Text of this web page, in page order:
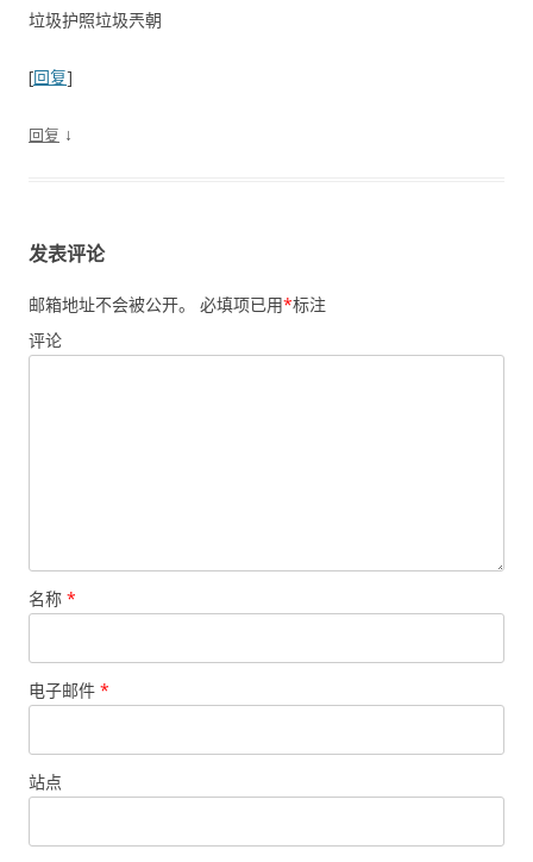
垃圾护照垃圾兲朝
[回复]
回复 ↓
发表评论
邮箱地址不会被公开。 必填项已用*标注
评论
名称 *
电子邮件 *
站点